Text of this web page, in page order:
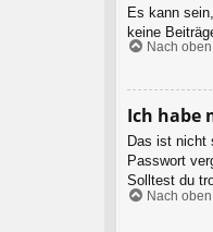
Es kann
keine
Nach oben
Ich habe
Das ist nicht
Passwort
Solltest du
Nach oben